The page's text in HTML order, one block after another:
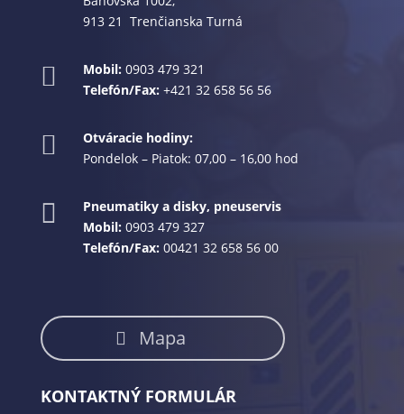
913 21 Trenčianska Turná
 Mobil:0903 479 321
Telefón/Fax:+421 32 658 56 56

Otváracie hodiny:
Pondelok – Piatok: 07,00 – 16,00 hod

Pneumatiky a disky, pneuservis
Mobil:0903 479 327
Telefón/Fax:00421 32 658 56 00
Mapa
KONTAKTNÝ FORMULÁR